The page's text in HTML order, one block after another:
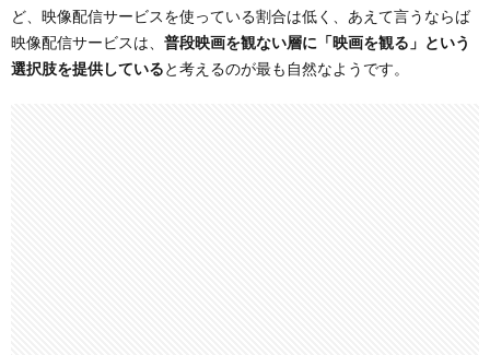
ど、映像配信サービスを使っている割合は低く、あえて言うならば
映像配信サービスは、 普段映画を観ない層に「映画を観る」という
選択肢を提供していると考えるのが最も自然なようです。